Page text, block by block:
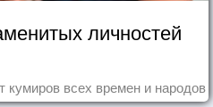
личностей
кумиров всех времен и народов